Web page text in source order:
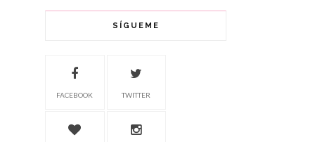
SÍGUEME
FACEBOOK TWITTER